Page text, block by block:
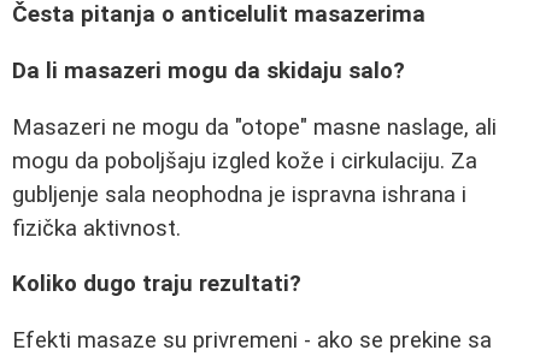
Česta pitanja o anticelulit masazerima
Da li masazeri mogu da skidaju salo?
Masazeri ne mogu da "otope" masne naslage, ali
mogu da poboljšaju izgled kože i cirkulaciju. Za
gubljenje sala neophodna je ispravna ishrana i
fizička aktivnost.
Koliko dugo traju rezultati?
Efekti masaze su privremeni - ako se prekine sa